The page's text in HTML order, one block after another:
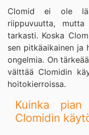
Clomid ei ole
riippuvuutta,
tarkasti. Koska
sen pitkäaikainen ja
ongelmia. On
välttää Clomidin
hoitokierroissa.
Kuinka
Clomidin